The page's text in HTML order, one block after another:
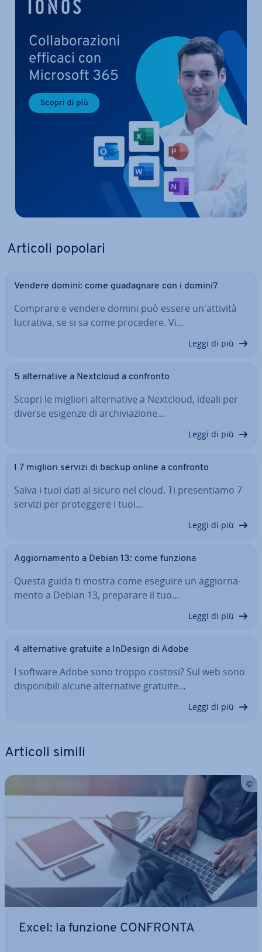
Articoli popolari
Vendere domini: come gua­da­gna­re con i domini?
Comprare e vendere domini può essere un'at­ti­vi­tà
lucrativa, se si sa come procedere. Vi…
Leggi di più
5 al­ter­na­ti­ve a Nextcloud a confronto
Scopri le migliori al­ter­na­ti­ve a Nextcloud, ideali per
diverse esigenze di ar­chi­via­zio­ne…
Leggi di più
I 7 migliori servizi di backup online a confronto
Salva i tuoi dati al sicuro nel cloud. Ti pre­sen­tia­mo 7
servizi per pro­teg­ge­re i tuoi…
Leggi di più
Ag­gior­na­men­to a Debian 13: come funziona
Questa guida ti mostra come eseguire un ag­gior­na­
men­to a Debian 13, preparare il tuo…
Leggi di più
4 al­ter­na­ti­ve gratuite a InDesign di Adobe
I software Adobe sono troppo costosi? Sul web sono
di­spo­ni­bi­li alcune al­ter­na­ti­ve gratuite…
Leggi di più
Articoli simili
Excel: la funzione CONFRONTA